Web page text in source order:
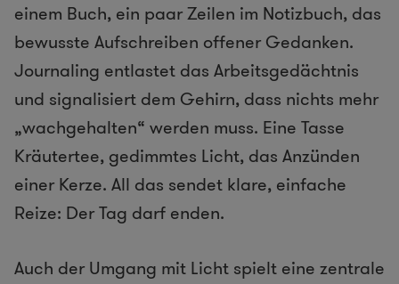
einem Buch, ein paar Zeilen im Notizbuch, das
bewusste Aufschreiben offener Gedanken.
Journaling entlastet das Arbeitsgedächtnis
und signalisiert dem Gehirn, dass nichts mehr
„wachgehalten“ werden muss. Eine Tasse
Kräutertee, gedimmtes Licht, das Anzünden
einer Kerze. All das sendet klare, einfache
Reize: Der Tag darf enden.
Auch der Umgang mit Licht spielt eine zentrale